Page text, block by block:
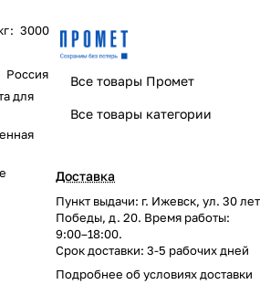
: 3000
Россия
для
Все товары Промет
Все товары категории
Доставка
Пункт выдачи: г. Ижевск, ул. 30 лет
Победы, д. 20. Время работы:
9:00–18:00.
Срок доставки: 3-5 рабочих дней
Подробнее обусловиях доставки